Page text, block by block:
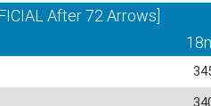
After 72 Arrows]